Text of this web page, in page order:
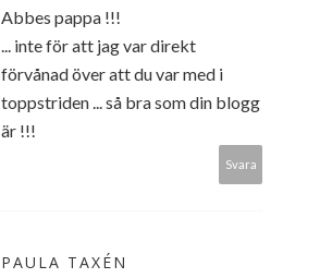
Abbes pappa !!!
... inte för att jag var direkt
förvånad över att du var med i
toppstriden ... så bra som din blogg
är !!!
Svara
PAULA TAXÉN